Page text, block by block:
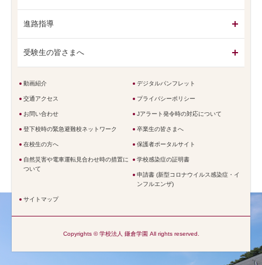
進路指導
受験生の皆さまへ
動画紹介 デジタルパンフレット
交通アクセス プライバシーポリシー
お問い合わせ Jアラート発令時の対応について
登下校時の緊急避難校ネットワーク 卒業生の皆さまへ
在校生の方へ 保護者ポータルサイト
自然災害や電車運転見合わせ時の措置に
ついて
学校感染症の証明書
申請書 (新型コロナウイルス感染症・イ
ンフルエンザ)
サイトマップ
Copyrights © 学校法人 鎌倉学園 All rights reserved.